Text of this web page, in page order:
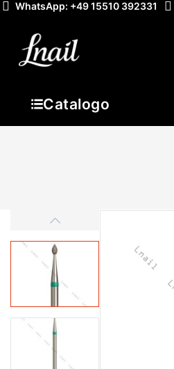
WhatsApp: +49 15510 392331
Catalogo